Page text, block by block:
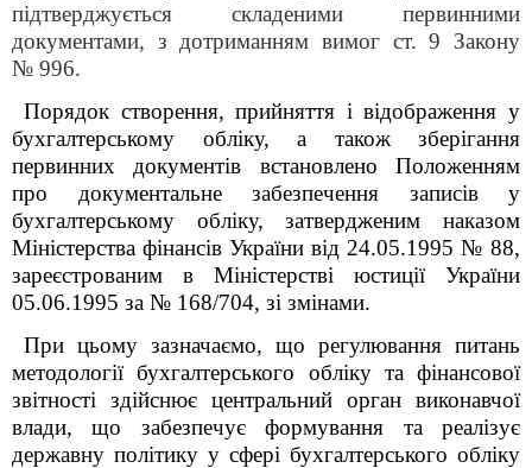
підтверджується складеними первинними
документами, з дотриманням вимог ст. 9 Закону
№ 996.
Порядок створення, прийняття і відображення у
бухгалтерському обліку, а також зберігання
первинних документів встановлено Положенням
про документальне забезпечення записів у
бухгалтерському обліку, затвердженим наказом
Міністерства фінансів України від 24.05.1995 № 88,
зареєстрованим в Міністерстві юстиції України
05.06.1995 за № 168/704, зі змінами.
При цьому зазначаємо, що регулювання питань
методології бухгалтерського обліку та фінансової
звітності здійснює центральний орган виконавчої
влади, що забезпечує формування та реалізує
державну політику у сфері бухгалтерського обліку